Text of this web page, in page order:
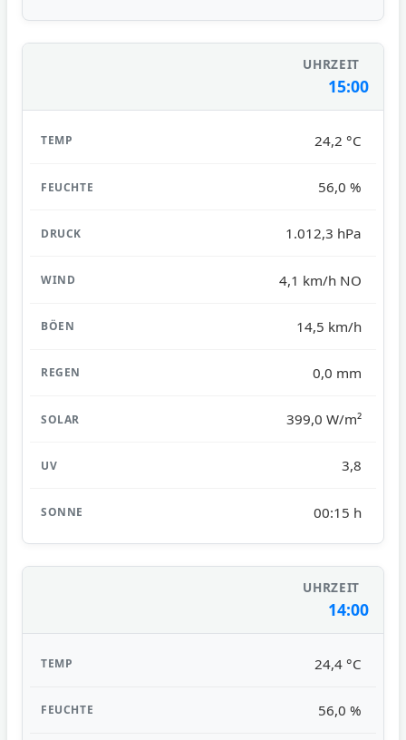
15:00
24,2 °C
56,0 %
1.012,3 hPa
4,1 km/h NO
14,5 km/h
0,0 mm
399,0 W/m²
3,8
00:15 h
14:00
24,4 °C
56,0 %